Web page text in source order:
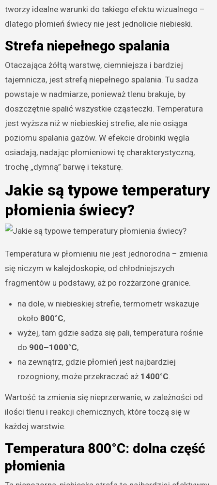
tworzy idealne warunki do takiego efektu wizualnego –
dlatego płomień świecy nie jest jednolicie niebieski.
Strefa niepełnego spalania
Otaczająca żółtą warstwę, ciemniejsza i bardziej
tajemnicza, jest strefą niepełnego spalania. Tu sadza
powstaje w nadmiarze, ponieważ tlenu brakuje, by
doszczętnie spalić wszystkie cząsteczki. Temperatura
jest wyższa niż w niebieskiej strefie, ale nie osiąga
poziomu spalania gazów. W efekcie drobinki węgla
osiadają, nadając płomieniowi tę charakterystyczną,
trochę „dymną” barwę i teksturę.
Jakie są typowe temperatury
płomienia świecy?
Temperatura w płomieniu nie jest jednorodna – zmienia
się niczym w kalejdoskopie, od chłodniejszych
fragmentów u podstawy, aż po rozżarzone granice.
na dole, w niebieskiej strefie, termometr wskazuje
około 800°C,
wyżej, tam gdzie sadza się pali, temperatura rośnie
do 900–1000°C,
na zewnątrz, gdzie płomień jest najbardziej
rozogniony, może przekraczać aż 1400°C.
Wartość ta zmienia się nieprzerwanie, w zależności od
ilości tlenu i reakcji chemicznych, które toczą się w
każdej warstwie.
Temperatura 800°C: dolna część
płomienia